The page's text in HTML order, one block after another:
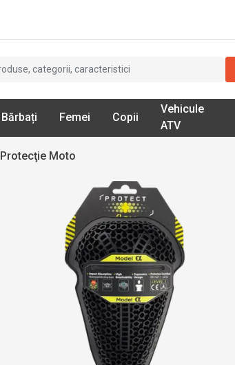
Bărbați Femei Copii
Vehicule
ATV
Protecţie Moto